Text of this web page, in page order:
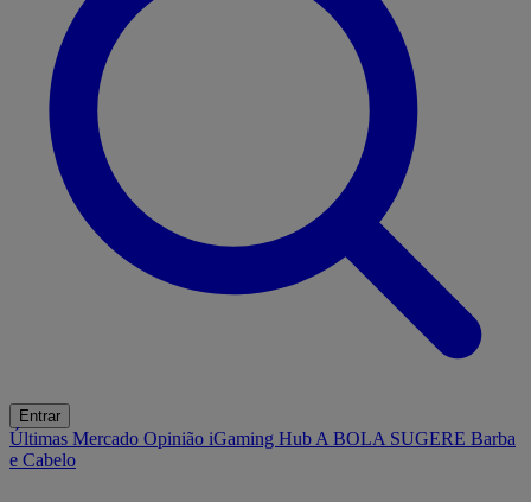
Entrar
Últimas Mercado Opinião iGaming Hub A BOLA SUGERE Barba
e Cabelo